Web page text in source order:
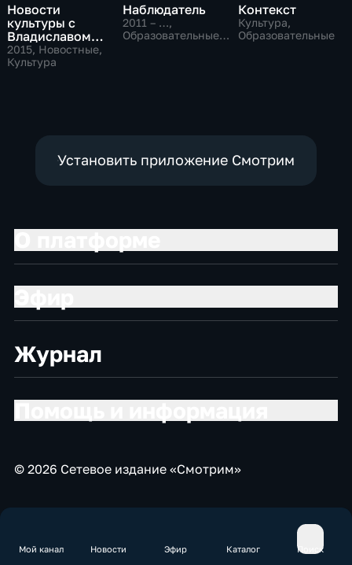
Мой канал Новости Эфир Каталог Поиск
Новости
культуры с
Владиславом
Флярковским
2015, Новостные,
Культура
Наблюдатель
2011 – …,
Образовательные,
Контекст
Культура,
Образовательные
Установить приложение Смотрим
Журнал
© 2026 Сетевое издание «Смотрим»